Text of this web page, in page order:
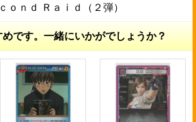
ｏｎｄ Ｒａｉｄ（２弾）
です。一緒にいかがでしょうか？